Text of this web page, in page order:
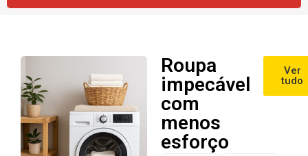
Roupa
impecável
com
menos
esforço
Ver
tudo